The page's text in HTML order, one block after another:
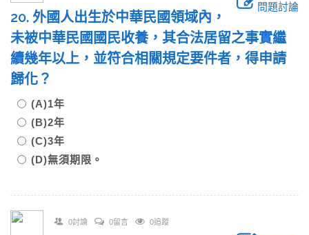
問題討論
20. 外國人出生於中華民國領域內，
未被中華民國國民收養，其合法居留之事實繼
續幾年以上，並符合相關規定要件者，得申請
歸化？
(A)1年
(B)2年
(C)3年
(D)無須期限。
0討論 0留言 0追蹤